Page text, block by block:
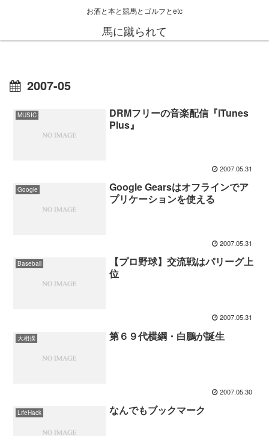
お酒と本と競馬とゴルフとetc
馬に蹴られて
2007-05
MUSIC
DRMフリーの音楽配信『iTunes
Plus』
2007.05.31
Google
Google Gearsはオフラインでア
プリケーションを使える
2007.05.31
Baseball
【プロ野球】交流戦はパリーグ上
位
2007.05.31
大相撲 第６９代横綱・白鵬が誕生
2007.05.30
LifeHack なんでもブックマーク